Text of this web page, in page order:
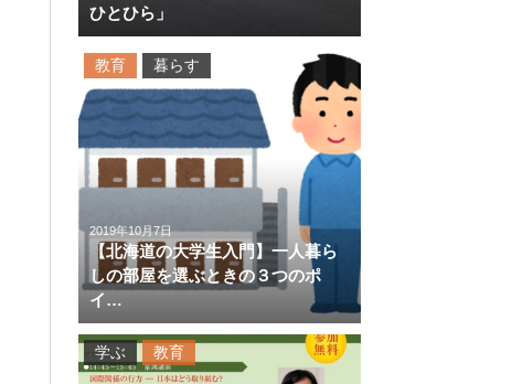
ひとひら」
2019年10月7日
【北海道の大学生入門】一人暮ら
しの部屋を選ぶときの３つのポ
イ…
教育 暮らす
学ぶ 教育